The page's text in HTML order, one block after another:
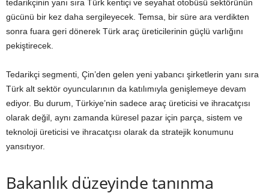
tedarikçinin yanı sıra Türk kentiçi ve seyahat otobüsü sektörünün
gücünü bir kez daha sergileyecek. Temsa, bir süre ara verdikten
sonra fuara geri dönerek Türk araç üreticilerinin güçlü varlığını
pekiştirecek.
Tedarikçi segmenti, Çin’den gelen yeni yabancı şirketlerin yanı sıra
Türk alt sektör oyuncularının da katılımıyla genişlemeye devam
ediyor. Bu durum, Türkiye’nin sadece araç üreticisi ve ihracatçısı
olarak değil, aynı zamanda küresel pazar için parça, sistem ve
teknoloji üreticisi ve ihracatçısı olarak da stratejik konumunu
yansıtıyor.
Bakanlık düzeyinde tanınma